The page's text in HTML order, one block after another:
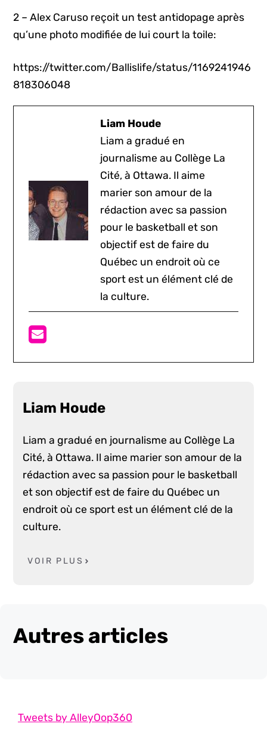
2 – Alex Caruso reçoit un test antidopage après
qu’une photo modifiée de lui court la toile:
https://twitter.com/Ballislife/status/1169241946
818306048
Liam Houde
Liam a gradué en
journalisme au Collège La
Cité, à Ottawa. Il aime
marier son amour de la
rédaction avec sa passion
pour le basketball et son
objectif est de faire du
Québec un endroit où ce
sport est un élément clé de
la culture.
Liam Houde
Liam a gradué en journalisme au Collège La
Cité, à Ottawa. Il aime marier son amour de la
rédaction avec sa passion pour le basketball
et son objectif est de faire du Québec un
endroit où ce sport est un élément clé de la
culture.
VOIR PLUS
Autres articles
Tweets by AlleyOop360